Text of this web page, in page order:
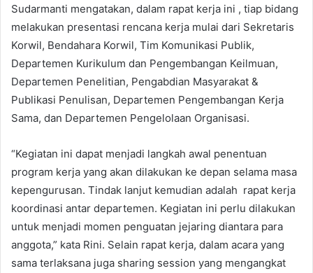
Sudarmanti mengatakan, dalam rapat kerja ini , tiap bidang
melakukan presentasi rencana kerja mulai dari Sekretaris
Korwil, Bendahara Korwil, Tim Komunikasi Publik,
Departemen Kurikulum dan Pengembangan Keilmuan,
Departemen Penelitian, Pengabdian Masyarakat &
Publikasi Penulisan, Departemen Pengembangan Kerja
Sama, dan Departemen Pengelolaan Organisasi.
“Kegiatan ini dapat menjadi langkah awal penentuan
program kerja yang akan dilakukan ke depan selama masa
kepengurusan. Tindak lanjut kemudian adalah rapat kerja
koordinasi antar departemen. Kegiatan ini perlu dilakukan
untuk menjadi momen penguatan jejaring diantara para
anggota,” kata Rini. Selain rapat kerja, dalam acara yang
sama terlaksana juga sharing session yang mengangkat